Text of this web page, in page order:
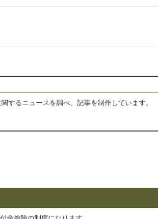
するニュースを調べ、記事を制作しています。